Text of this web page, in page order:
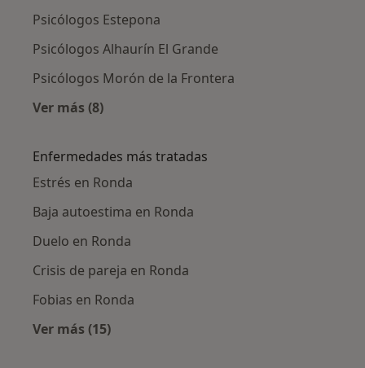
Psicólogos Estepona
Psicólogos Alhaurín El Grande
Psicólogos Morón de la Frontera
Ver más (8)
Enfermedades más tratadas
Estrés en Ronda
Baja autoestima en Ronda
Duelo en Ronda
Crisis de pareja en Ronda
Fobias en Ronda
Ver más (15)